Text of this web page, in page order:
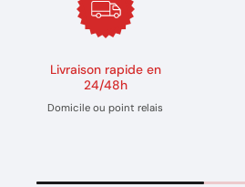
Livraison rapide en
24/48h
Domicile ou point relais